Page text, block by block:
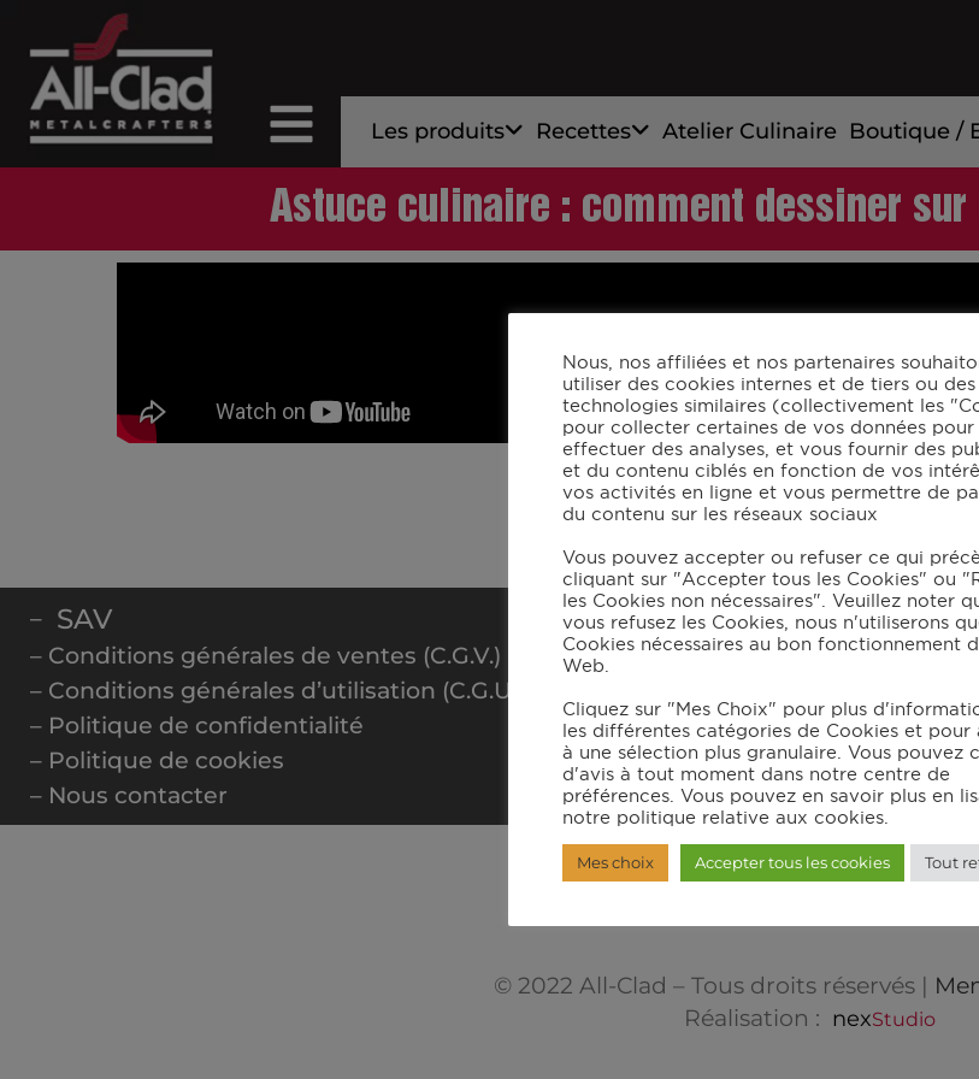
Les produits Recettes Atelier Culinaire Boutique /
Astuce culinaire : comment dessiner
– SAV
– Conditions générales de ventes (C.G.V.)
– Conditions générales d’utilisation (C.G.U.)
– Politique de confidentialité
– Politique de cookies
– Nous contacter
– Boutique
– Espace
© 2022 All-Clad – Tous droits réservés |
Réalisation : nexStudio
Nous, nos affiliées et nos partenaires
utiliser des cookies internes et de tiers ou des
technologies similaires (collectivement les
pour collecter certaines de vos données pour
effectuer des analyses, et vous fournir des
et du contenu ciblés en fonction de vos
vos activités en ligne et vous permettre de
du contenu sur les réseaux sociaux
Vous pouvez accepter ou refuser ce qui
cliquant sur "Accepter tous les Cookies" ou
les Cookies non nécessaires". Veuillez noter
vous refusez les Cookies, nous n'utiliserons
Cookies nécessaires au bon fonctionnement
Web.
Cliquez sur "Mes Choix" pour plus
les différentes catégories de Cookies et pour
à une sélection plus granulaire. Vous pouvez
d'avis à tout moment dans notre centre de
préférences. Vous pouvez en savoir plus en
notre politique relative aux cookies.
Mes choix Accepter tous les cookies Tout